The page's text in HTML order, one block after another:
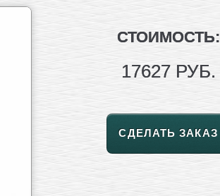
СТОИМОСТЬ:
17627 РУБ.
СДЕЛАТЬ ЗАКАЗ